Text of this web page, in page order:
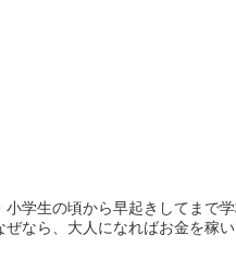
学生の頃から早起きしてまで
なら、大人になればお金を稼